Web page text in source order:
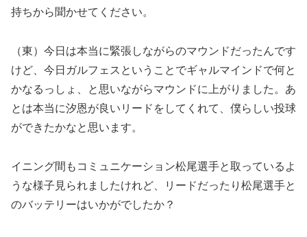
持ちから聞かせてください。
（東）今日は本当に緊張しながらのマウンドだったんです
けど、今日ガルフェスということでギャルマインドで何と
かなるっしょ、と思いながらマウンドに上がりました。あ
とは本当に汐恩が良いリードをしてくれて、僕らしい投球
ができたかなと思います。
イニング間もコミュニケーション松尾選手と取っているよ
うな様子見られましたけれど、リードだったり松尾選手と
のバッテリーはいかがでしたか？